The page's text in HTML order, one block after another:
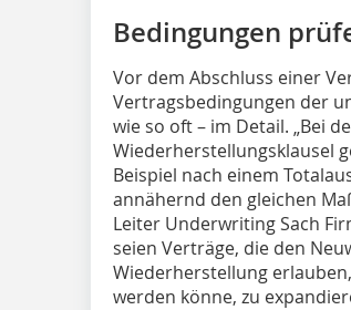
Bedingungen
Vor dem Abschluss einer
Vertragsbedingungen der
wie so oft – im Detail. „Bei
Wiederherstellungsklausel
Beispiel nach einem
annähernd den gleichen
Leiter Underwriting Sach
seien Verträge, die den
Wiederherstellung
werden könne, zu